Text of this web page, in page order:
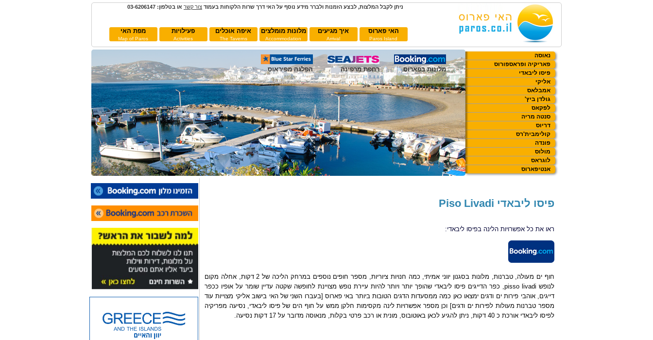
ניתן לקבל המלצות, לבצע הזמנות ולברר מידע נוסף על האי דרך שרות הלקוחות בעמוד צור קשר או בטלפון: 03-6206147
האי פארוס
Paros Island
איך מגיעים
Arrival
מלונות מומלצים
Accommodation
איפה אוכלים
The Taverns
פעילויות
Activities
מפת האי
Map of Paros
מלונות בפארוס רחפת מרפינה הפלגה מפיראוס מלונות בפארוס רחפת מרפינה הפלגה מפיראוס
נאוסה
פאריקיה ופראספורוס
פיסו ליבאדי
אליקי
אמבלאס
'גולדן ביץ
לפקאס
סנטה מריה
דריוס
קולימבית'רס
פונדה
מולוס
לוגראס
אנטיפארוס
פיסו ליבאדי Piso Livadi
ראו את כל אפשרויות הלינה בפיסו ליבאדי:
חוף ים מעולה, טברנות, מלונות בסגנון יווני אמיתי, כמה חנויות ציוריות, מספר חופים נוספים במרחק הליכה של 2 דקות, אחלה מקום
לנופש pisso livadi, כפר הדייגים פיסו ליבאדי שהופך יותר ויותר להיות עיירת נופש מצויינת לחופשה שקטה עדיין שומר על אופיו ככפר
דייגים, אוהבי פירות ים ודגים ימצאו כאן כמה ממסעדות הדגים הטובות ביותר באי פארוס [בעברו השני של האי בישוב אליקי מצוייות עוד
מספר טברנות מעולות לפירות ים ודגים] וכן מספר אפשרויות לינה מקסימות חלקן ממש על חוף הים של פיסו ליבאדי, נסיעה מפריקיה
לפיסו ליבאדי אורכת כ 40 דקות, ניתן להגיע לכאן באוטובוס, מונית או רכב פרטי בקלות, מנאוסה מדובר על 17 דקות נסיעה.